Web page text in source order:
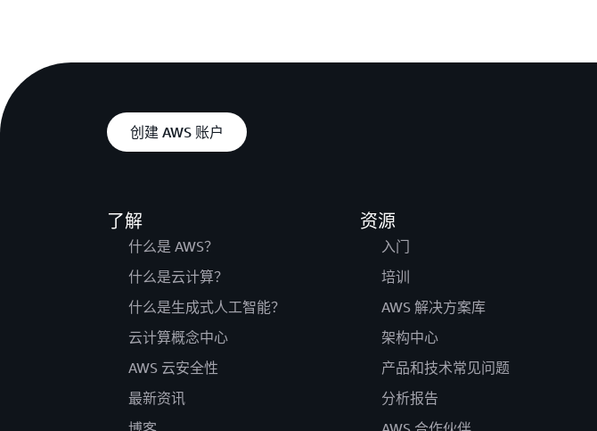
创建 AWS 账户
了解
什么是 AWS？
什么是云计算？
什么是生成式人工智能？
云计算概念中心
AWS 云安全性
最新资讯
资源
入门
培训
AWS 解决方案库
架构中心
产品和技术常见问题
分析报告